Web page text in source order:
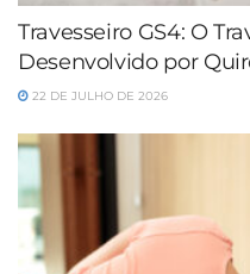
Travesseiro GS4: O
Desenvolvido por
22 DE JULHO DE 2026